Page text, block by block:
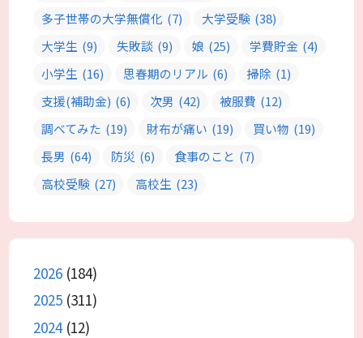
多子世帯の大学無償化 (7) 大学受験 (38)
大学生 (9) 失敗談 (9) 娘 (25) 学費貯金 (4)
小学生 (16) 思春期のリアル (6) 掃除 (1)
支援(補助金) (6) 次男 (42) 被服費 (12)
調べてみた (19) 財布が痛い (19) 買い物 (19)
長男 (64) 防災 (6) 食事のこと (7)
高校受験 (27) 高校生 (23)
2026 (184)
2025 (311)
2024(12)